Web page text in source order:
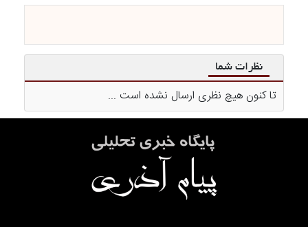
نظرات شما
تا کنون هیچ نظری ارسال نشده است ...